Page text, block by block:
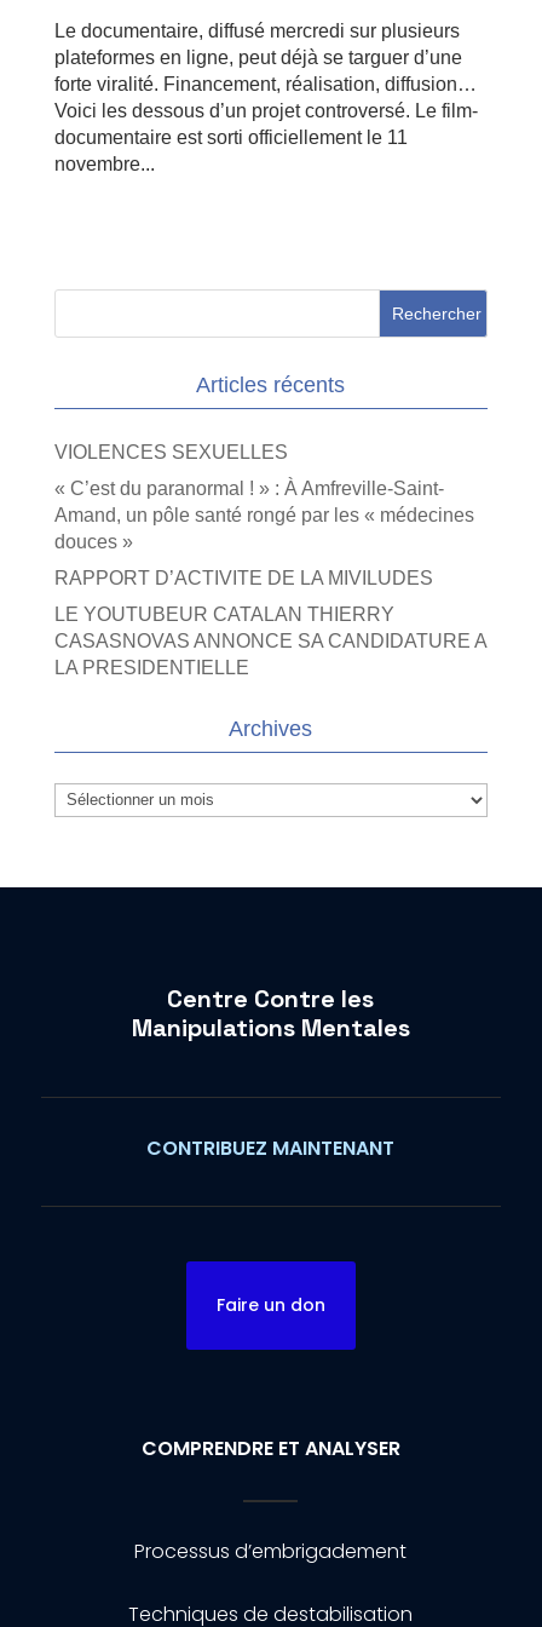
Le documentaire, diffusé mercredi sur plusieurs
plateformes en ligne, peut déjà se targuer d’une
forte viralité. Financement, réalisation, diffusion…
Voici les dessous d’un projet controversé. Le film-
documentaire est sorti officiellement le 11
novembre...
Articles récents
VIOLENCES SEXUELLES
« C’est du paranormal ! » : À Amfreville-Saint-
Amand, un pôle santé rongé par les « médecines
douces »
RAPPORT D’ACTIVITE DE LA MIVILUDES
LE YOUTUBEUR CATALAN THIERRY
CASASNOVAS ANNONCE SA CANDIDATURE A
LA PRESIDENTIELLE
Archives
Archives
Centre Contre les
Manipulations Mentales
CONTRIBUEZ MAINTENANT
Faire un don
COMPRENDRE ET ANALYSER
Processus d’embrigadement
Techniques de destabilisation